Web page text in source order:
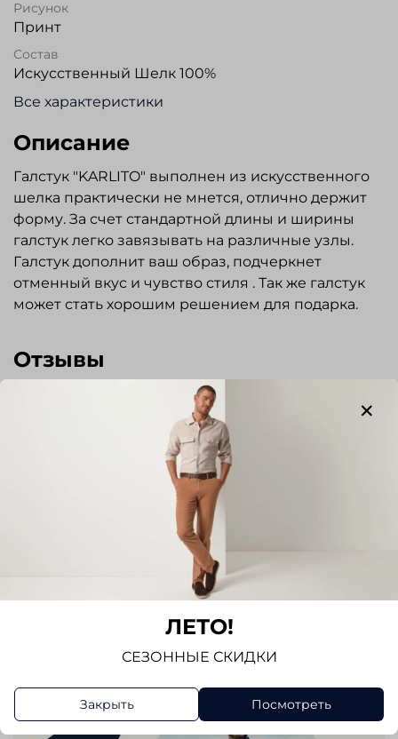
Рисунок
Принт
Состав
Искусственный Шелк 100%
Все характеристики
Описание
Галстук "KARLITO" выполнен из искусственного
шелка практически не мнется, отлично держит
форму. За счет стандартной длины и ширины
галстук легко завязывать на различные узлы.
Галстук дополнит ваш образ, подчеркнет
отменный вкус и чувство стиля . Так же галстук
может стать хорошим решением для подарка.
Отзывы
Отзывов еще никто не оставлял
ЛЕТО!
СЕЗОННЫЕ СКИДКИ
Закрыть Посмотреть